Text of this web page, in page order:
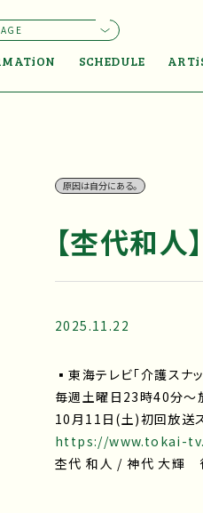
SCHEDULE
原因は自分にある。
【杢代和人
2025.11.22
▪東海テレビ「介護スナ
毎週土曜日23時40分～
10月11日(土)初回放送
https://www.tokai-
杢代 和人 / 神代 大輝